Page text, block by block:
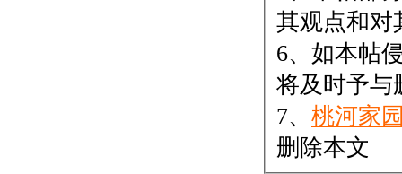
其观点和对
6、如本帖
将及时予与
7、 桃河家
删除本文